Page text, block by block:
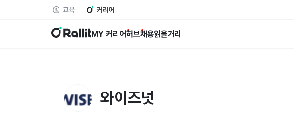
교육 커리어
랠릿 MY 커리어허브채용읽을거리
와이즈넛